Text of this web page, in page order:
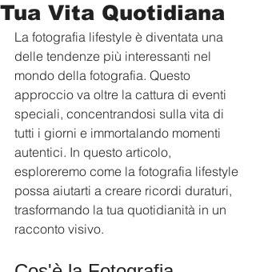
Tua Vita Quotidiana
La fotografia lifestyle è diventata una
delle tendenze più interessanti nel
mondo della fotografia. Questo
approccio va oltre la cattura di eventi
speciali, concentrandosi sulla vita di
tutti i giorni e immortalando momenti
autentici. In questo articolo,
esploreremo come la fotografia lifestyle
possa aiutarti a creare ricordi duraturi,
trasformando la tua quotidianità in un
racconto visivo.